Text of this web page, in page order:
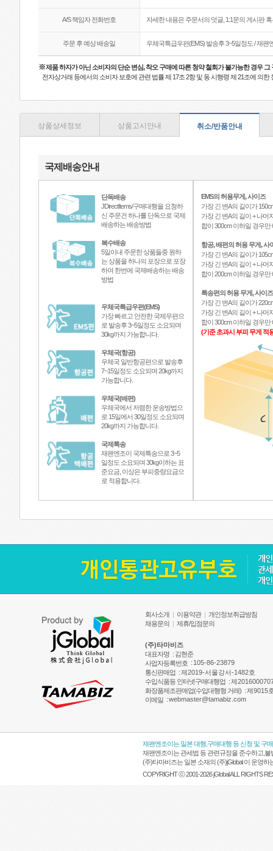
A/S 책임자 전화번호 자세한 내용은 주문서의 덧글, 1:1문의 게시판
주문 후 예상 배송일 우체국특급우편(EMS) 발송후 3~5일정도 / 재
※제품 하자가 아닌 소비자의 단순 변심, 착오 구매에 따른 청약 철회가 불가능한 경우 그
전자상거래 등에서의 소비자 보호에 관련 법률 제 17조 2항 및 동 시행령 제 21조에 의
상품상세정보 상품고시안내 취소/반품안내
국제배송안내
단독배송
JDirectItems/구매대행을 요청하
신 주문건 하나를 단독으로 국제
배송하는 배송방법
복수배송
5일이내 주문한 상품들중 원하
는 상품을 하나의 포장으로 포장
하여 한번에 국제배송하는 배송
방법
우체국특급우편(EMS)
가장 빠르고 안전한 국제우편으
로 발송후 3~5일정도 소요되며
30kg까지 가능합니다.
우체국(항공)
우체국 일반항공편으로 발송후
7~15일정도 소요되며 20kg까지
가능합니다.
우체국(배편)
우체국에서 저렴한 운송방법으
로 15일에서 30일정도 소요되며
20kg까지 가능합니다.
국제특송
재팬엔조이 국제특송으로 3~5
일정도 소요되며 30kg이하는 표
준요금, 이상은 부피중량요금으
로 적용합니다.
EMS의 허용무게, 사이즈
가장 긴 변A의 길이가
가장 긴 변A의 길이 + 나머
합이 300cm 이하일 경우만
항공, 배편의 허용 무게, 사
가장 긴 변A의 길이가
가장 긴 변A의 길이 + 나머
합이 200cm 이하일 경우만
특송편의 허용 무게, 사이즈
가장 긴 변A의 길이가
가장 긴 변A의 길이 + 나머
합이 300cm 이하일 경우만
(기준 초과시 부피 무게 적
회사소개 | 이용약관 | 개인정보취급방침
채용문의 | 제휴/입점문의
(주)타마비즈
대표자명 : 김현준
사업자등록번호 : 105-86-23879
통신판매업 :제2019-서울강서-1482호
수입식품등 인터넷구매대행업 :제
화장품제조판매업(수입대행형 거래) :제9015
이메일 :webmaster@tamabiz.com
재팬엔조이는 일본 대행,구매대행 등 신청 및 구
재팬엔조이는 관세법 등 관련규정을 준수하고,
(주)타마비즈는 일본 소재의 (주)jGlobal 이 운영
COPYRIGHT ⓒ 2001-2026 jGlobal ALL RIGHTS